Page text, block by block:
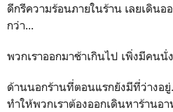
ดีกรีความร้อนภายในร้าน เลยเดิน
กว่า...
พวกเราออกมาช้าเกินไป เพิ่งมีคนนั่
ด้านนอกร้านที่ตอนแรกยังมีที่ว่างอ
ทำให้พวกเราต้องออกเดินหาร้านอ